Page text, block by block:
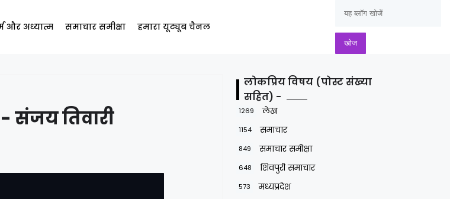
और अध्यात्म समाचार समीक्षा हमारा यूट्यूब चैनल
संजय तिवारी
लोकप्रिय विषय (पोस्ट संख्या
सहित) -
1269 लेख
1154 समाचार
849 समाचार समीक्षा
648 शिवपुरी समाचार
573 मध्यप्रदेश